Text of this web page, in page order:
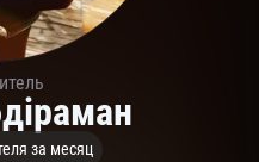
за месяц